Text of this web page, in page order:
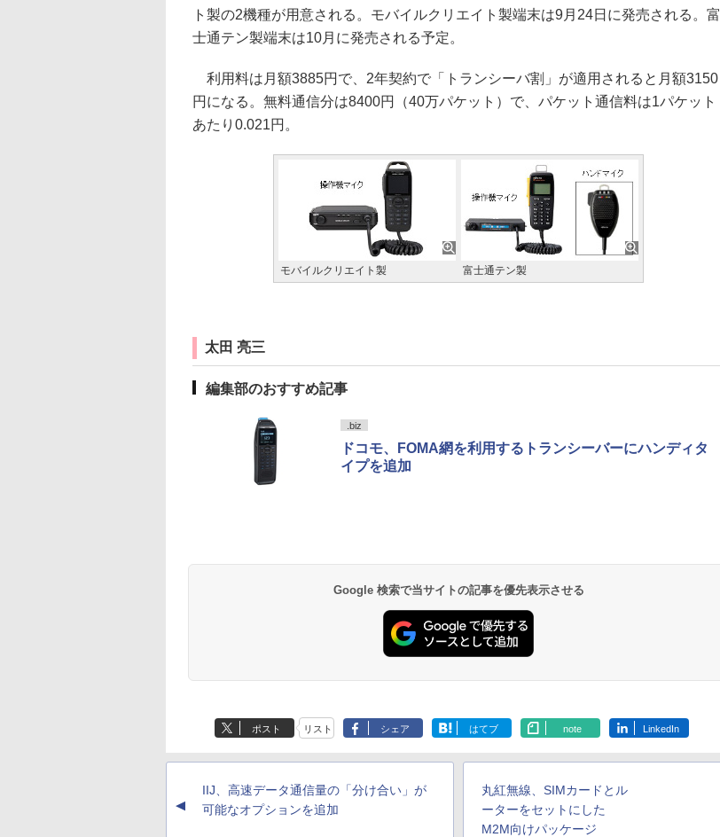
ト製の2機種が用意される。モバイルクリエイト製端末は9月24日に発売される。富
士通テン製端末は10月に発売される予定。
利用料は月額3885円で、2年契約で「トランシーバ割」が適用されると月額3150
円になる。無料通信分は8400円（40万パケット）で、パケット通信料は1パケット
あたり0.021円。
モバイルクリエイト製 富士通テン製
太田 亮三
編集部のおすすめ記事
.biz
ドコモ、FOMA網を利用するトランシーバーにハンディタ
イプを追加
Google 検索で当サイトの記事を優先表示させる
ポスト リスト シェア はてブ note LinkedIn
▲
IIJ、高速データ通信量の「分け合い」が
可能なオプションを追加
丸紅無線、SIMカードとル
ーターをセットにした
M2M向けパッケージ